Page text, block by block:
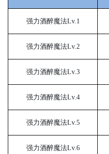
强力酒醉魔法Lv.1
强力酒醉魔法Lv.2
强力酒醉魔法Lv.3
强力酒醉魔法Lv.4
强力酒醉魔法Lv.5
强力酒醉魔法Lv.6